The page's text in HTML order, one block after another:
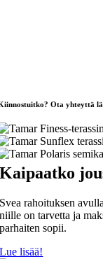
Ota yhteyttä
Kaipaatko
Svea rahoituksen
niille on tarvetta ja
parhaiten sopii.
Lue lisää!